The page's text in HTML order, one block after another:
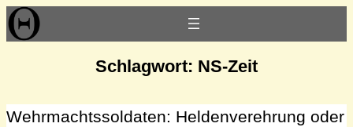
Zum
Inhalt
Schlagwort: NS-Zeit
Wehrmachtssoldaten: Heldenverehrung oder